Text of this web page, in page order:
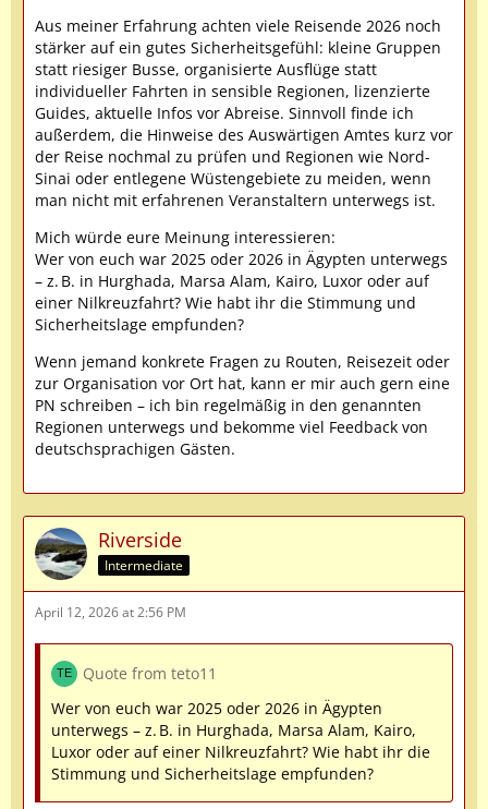
Aus meiner Erfahrung achten viele Reisende 2026 noch
stärker auf ein gutes Sicherheitsgefühl: kleine Gruppen
statt riesiger Busse, organisierte Ausflüge statt
individueller Fahrten in sensible Regionen, lizenzierte
Guides, aktuelle Infos vor Abreise. Sinnvoll finde ich
außerdem, die Hinweise des Auswärtigen Amtes kurz vor
der Reise nochmal zu prüfen und Regionen wie Nord-
Sinai oder entlegene Wüstengebiete zu meiden, wenn
man nicht mit erfahrenen Veranstaltern unterwegs ist.
Mich würde eure Meinung interessieren:
Wer von euch war 2025 oder 2026 in Ägypten unterwegs
– z. B. in Hurghada, Marsa Alam, Kairo, Luxor oder auf
einer Nilkreuzfahrt? Wie habt ihr die Stimmung und
Sicherheitslage empfunden?
Wenn jemand konkrete Fragen zu Routen, Reisezeit oder
zur Organisation vor Ort hat, kann er mir auch gern eine
PN schreiben – ich bin regelmäßig in den genannten
Regionen unterwegs und bekomme viel Feedback von
deutschsprachigen Gästen.
Riverside
Intermediate
April 12, 2026 at 2:56 PM
Quote from teto11
Wer von euch war 2025 oder 2026 in Ägypten
unterwegs – z. B. in Hurghada, Marsa Alam, Kairo,
Luxor oder auf einer Nilkreuzfahrt? Wie habt ihr die
Stimmung und Sicherheitslage empfunden?